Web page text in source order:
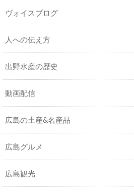
ヴォイスブログ
人への伝え方
出野水産の歴史
動画配信
広島の土産&名産品
広島グルメ
広島観光